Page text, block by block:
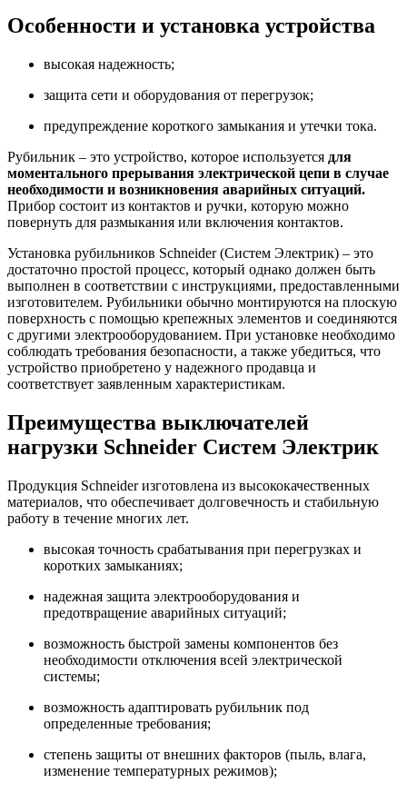
Особенности и установка устройства
высокая надежность;
защита сети и оборудования от перегрузок;
предупреждение короткого замыкания и утечки тока.
Рубильник – это устройство, которое используется для
моментального прерывания электрической цепи в случае
необходимости и возникновения аварийных ситуаций.
Прибор состоит из контактов и ручки, которую можно
повернуть для размыкания или включения контактов.
Установка рубильников Schneider (Систем Электрик) – это
достаточно простой процесс, который однако должен быть
выполнен в соответствии с инструкциями, предоставленными
изготовителем. Рубильники обычно монтируются на плоскую
поверхность с помощью крепежных элементов и соединяются
с другими электрооборудованием. При установке необходимо
соблюдать требования безопасности, а также убедиться, что
устройство приобретено у надежного продавца и
соответствует заявленным характеристикам.
Преимущества выключателей
нагрузки Schneider Систем Электрик
Продукция Schneider изготовлена из высококачественных
материалов, что обеспечивает долговечность и стабильную
работу в течение многих лет.
высокая точность срабатывания при перегрузках и
коротких замыканиях;
надежная защита электрооборудования и
предотвращение аварийных ситуаций;
возможность быстрой замены компонентов без
необходимости отключения всей электрической
системы;
возможность адаптировать рубильник под
определенные требования;
степень защиты от внешних факторов (пыль, влага,
изменение температурных режимов);